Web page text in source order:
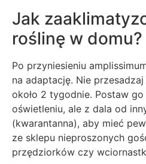
Jak
roślinę w domu?
Po przyniesieniu
na adaptację. Nie
około 2 tygodnie. Postaw
oświetleniu, ale z dala od
(kwarantanna), aby mieć
ze sklepu nieproszonych
przędziorków czy